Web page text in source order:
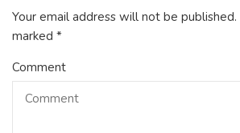
Your email address will not be published.
marked *
Comment